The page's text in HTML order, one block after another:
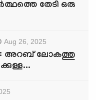
തേടി ഒരു
Aug 26, 2025
: അറബ് ലോകത്തു